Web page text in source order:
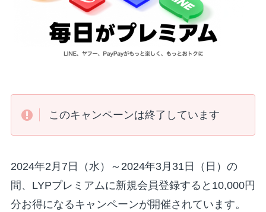
このキャンペーンは終了しています
2024年2月7日（水）～2024年3月31日（日） の
間、LYPプレミアムに新規会員登録すると10,000円
分お得になるキャンペーンが開催されています。